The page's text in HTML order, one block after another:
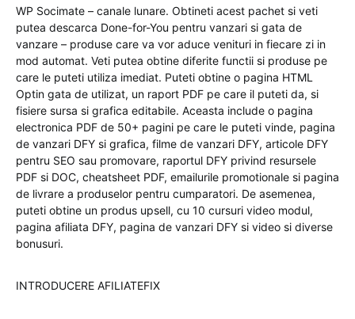
WP Socimate – canale lunare. Obtineti acest pachet si veti
putea descarca Done-for-You pentru vanzari si gata de
vanzare – produse care va vor aduce venituri in fiecare zi in
mod automat. Veti putea obtine diferite functii si produse pe
care le puteti utiliza imediat. Puteti obtine o pagina HTML
Optin gata de utilizat, un raport PDF pe care il puteti da, si
fisiere sursa si grafica editabile. Aceasta include o pagina
electronica PDF de 50+ pagini pe care le puteti vinde, pagina
de vanzari DFY si grafica, filme de vanzari DFY, articole DFY
pentru SEO sau promovare, raportul DFY privind resursele
PDF si DOC, cheatsheet PDF, emailurile promotionale si pagina
de livrare a produselor pentru cumparatori. De asemenea,
puteti obtine un produs upsell, cu 10 cursuri video modul,
pagina afiliata DFY, pagina de vanzari DFY si video si diverse
bonusuri.
INTRODUCERE AFILIATEFIX